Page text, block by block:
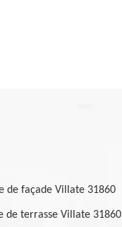
de façade Villate 31860
de terrasse Villate 31860